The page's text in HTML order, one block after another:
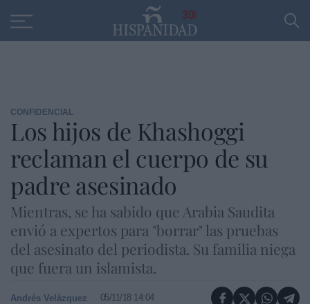
30
CONFIDENCIAL
Los hijos de Khashoggi
reclaman el cuerpo de su
padre asesinado
Mientras, se ha sabido que Arabia Saudita
envió a expertos para "borrar" las pruebas
del asesinato del periodista. Su familia niega
que fuera un islamista.
Andrés Velázquez 05/11/18 14:04